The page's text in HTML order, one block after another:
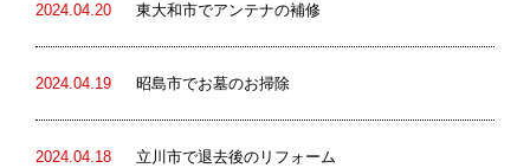
2024.04.20 東大和市でアンテナの補修
2024.04.19 昭島市でお墓のお掃除
2024.04.18 立川市で退去後のリフォーム